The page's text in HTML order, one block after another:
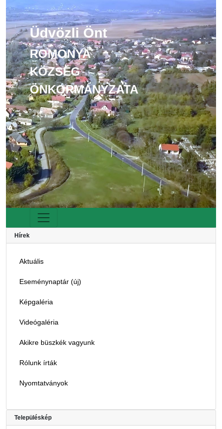
Üdvözli Önt
ROMONYA
KÖZSÉG
ÖNKORMÁNYZATA
Hírek
Aktuális
Eseménynaptár (új)
Képgaléria
Videógaléria
Akikre büszkék vagyunk
Rólunk írták
Nyomtatványok
Településkép